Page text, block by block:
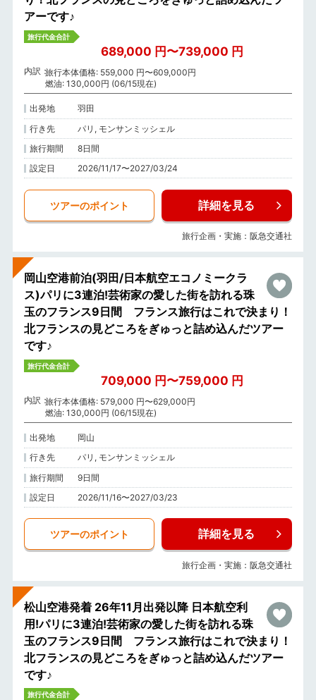
アーです♪
旅行代金合計
689,000 円〜739,000 円
内訳 旅行本体価格: 559,000 円〜609,000円
燃油: 130,000円 (06/15現在)
出発地
羽田
行き先
パリ, モンサンミッシェル
旅行期間
8日間
設定日
2026/11/17〜2027/03/24
ツアーのポイント 詳細を見る
旅行企画・実施：阪急交通社
岡山空港前泊(羽田/日本航空エコノミークラ
ス)パリに3連泊!芸術家の愛した街を訪れる珠
玉のフランス9日間 フランス旅行はこれで決まり！
北フランスの見どころをぎゅっと詰め込んだツアー
です♪
旅行代金合計
709,000 円〜759,000 円
内訳 旅行本体価格: 579,000 円〜629,000円
燃油: 130,000円 (06/15現在)
出発地
岡山
行き先
パリ, モンサンミッシェル
旅行期間
9日間
設定日
2026/11/16〜2027/03/23
ツアーのポイント 詳細を見る
旅行企画・実施：阪急交通社
松山空港発着 26年11月出発以降 日本航空利
用!パリに3連泊!芸術家の愛した街を訪れる珠
玉のフランス9日間 フランス旅行はこれで決まり！
北フランスの見どころをぎゅっと詰め込んだツアー
です♪
旅行代金合計